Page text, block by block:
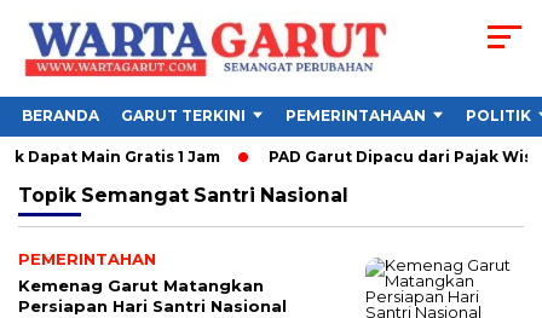
BERANDA GARUT TERKINI PEMERINTAHAAN POLITIK
Dapat Main Gratis 1 Jam PAD Garut Dipacu dari Pajak
Topik Semangat Santri Nasional
PEMERINTAHAN
Kemenag Garut Matangkan
Persiapan Hari Santri Nasional